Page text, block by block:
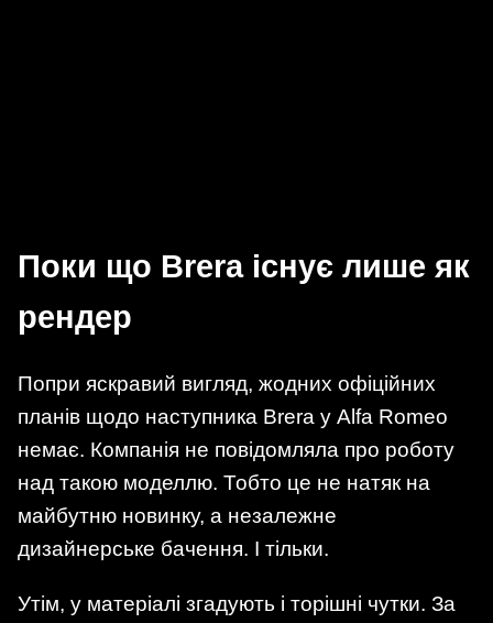
Поки що Brera існує лише як
рендер
Попри яскравий вигляд, жодних офіційних
планів щодо наступника Brera у Alfa Romeo
немає. Компанія не повідомляла про роботу
над такою моделлю. Тобто це не натяк на
майбутню новинку, а незалежне
дизайнерське бачення. І тільки.
Утім, у матеріалі згадують і торішні чутки. За